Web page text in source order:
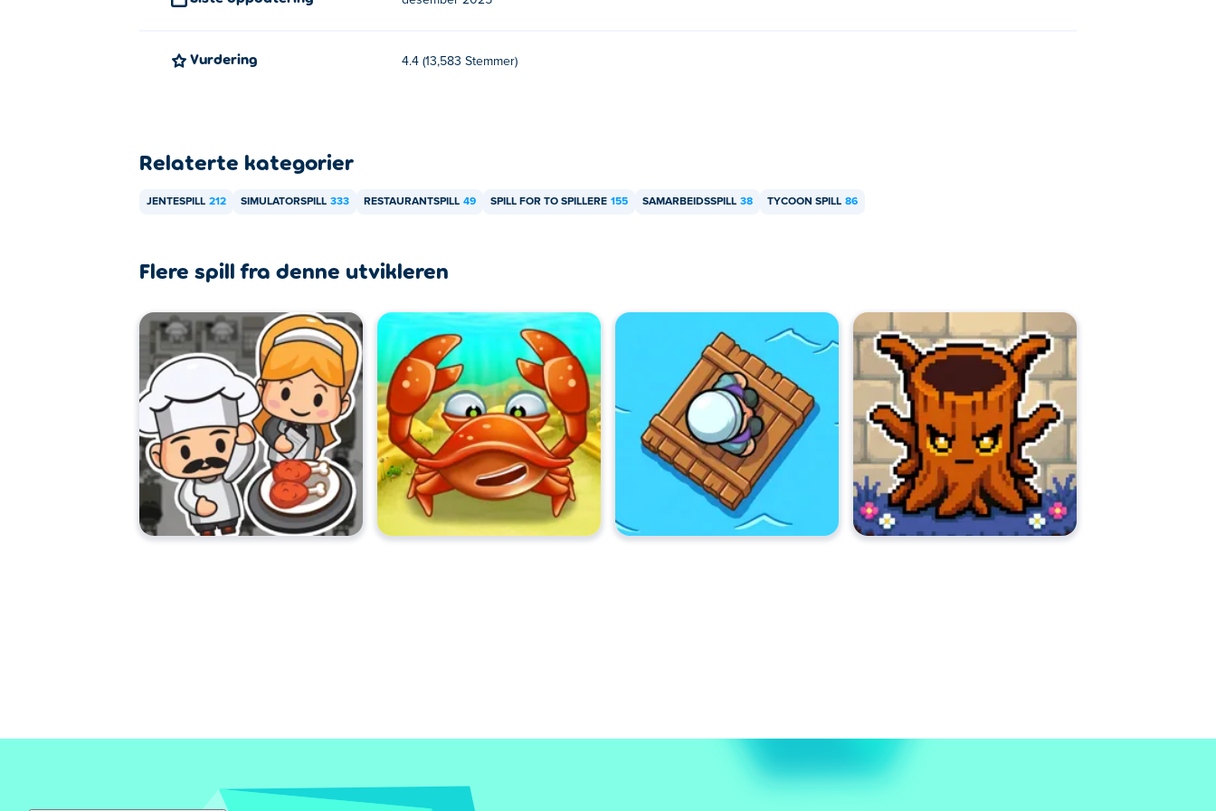
Vurdering 4.4 (13,583 Stemmer)
Relaterte kategorier
JENTESPILL 212 SIMULATORSPILL 333 RESTAURANTSPILL 49 SPILL FOR TO SPILLERE 155 SAMARBEIDSSPILL 38 TYCOON SPILL 86
Flere spill fra denne utvikleren